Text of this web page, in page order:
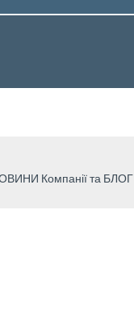
Компанії та БЛОГ